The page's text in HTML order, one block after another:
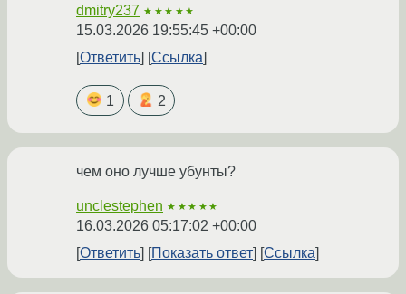
dmitry237 ★★★★★
15.03.2026 19:55:45 +00:00
Ответить
Ссылка
1 2
чем оно лучше убунты?
unclestephen ★★★★★
16.03.2026 05:17:02 +00:00
Ответить
Показать ответ Ссылка